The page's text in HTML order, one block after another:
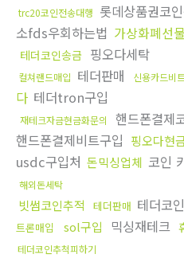
trc20코인전송대행 롯데상품권코
소fds우회하는법 가상화폐선
테더코인송금 핑오다세탁
컬쳐랜드매입 테더판매 신용카드비
다 테더tron구입
재테크자금현금화문의 핸드폰결제
핸드폰결제비트구입 핑오다현
usdc구입처 돈믹싱업체 코인
해외돈세탁
빗썸코인추적 테더판매 테더코
트론매입
sol구입 믹싱재테크
테더코인추척피하기